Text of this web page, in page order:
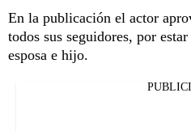
En la publicación el actor
todos sus seguidores, por
esposa e hijo.